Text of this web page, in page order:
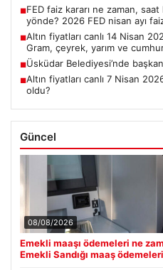
■FED faiz kararı ne zaman,
yönde? 2026 FED nisan ayı
■Altın fiyatları canlı 14 Nisan
Gram, çeyrek, yarım ve
■Üsküdar Belediyesi’nde
■Altın fiyatları canlı 7 Nisan
oldu?
Güncel
08/08/2026
Emekli maaşı ödemeleri ne
Emekli Sandığı maaş